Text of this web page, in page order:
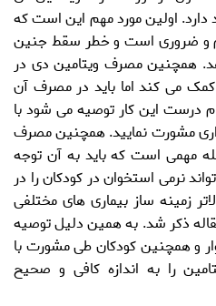
اولین مورد مهم این است که
و ضروری است و خطر سقط جنین
همچنین مصرف ویتامین دی در
می کند اما باید در مصرف آن
درست این کار توصیه می شود با
مشورت نمایید. همچنین مصرف
مهمی است که باید به آن توجه
نرمی استخوان در کودکان را در
زمینه ساز بیماری های مختلفی
ذکر شد. به همین دلیل توصیه
و همچنین کودکان طی مشورت با
را به اندازه کافی و صحیح